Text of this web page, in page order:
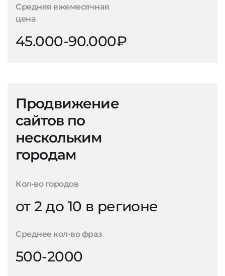
Средняя ежемесячная
цена
45.000-90.000₽
Продвижение
сайтов по
нескольким
городам
Кол-во городов
от 2 до 10 в регионе
Среднее кол-во фраз
500-2000